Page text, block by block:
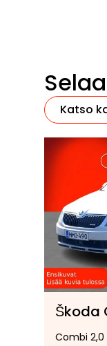
Katso
Škoda
Combi 2,0